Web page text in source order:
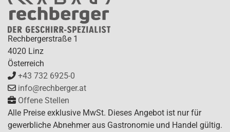
Rechbergerstraße 1
4020 Linz
Österreich
+43 732 6925-0
info@rechberger.at
Offene Stellen
Alle Preise exklusive MwSt. Dieses Angebot ist nur für
gewerbliche Abnehmer aus Gastronomie und Handel gültig.